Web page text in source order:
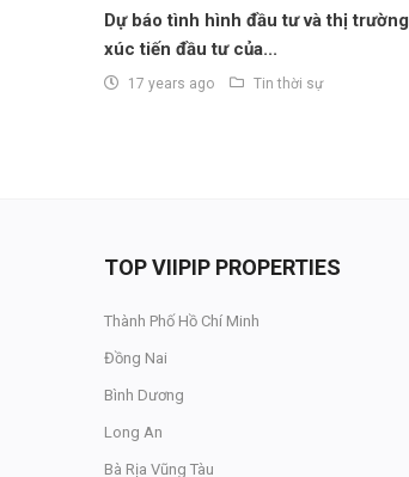
Dự báo tình hình đầu tư và thị trường
xúc tiến đầu tư của...
17 years ago Tin thời sự
TOP VIIPIP PROPERTIES
Thành Phố Hồ Chí Minh
Đồng Nai
Bình Dương
Long An
Bà Rịa Vũng Tàu